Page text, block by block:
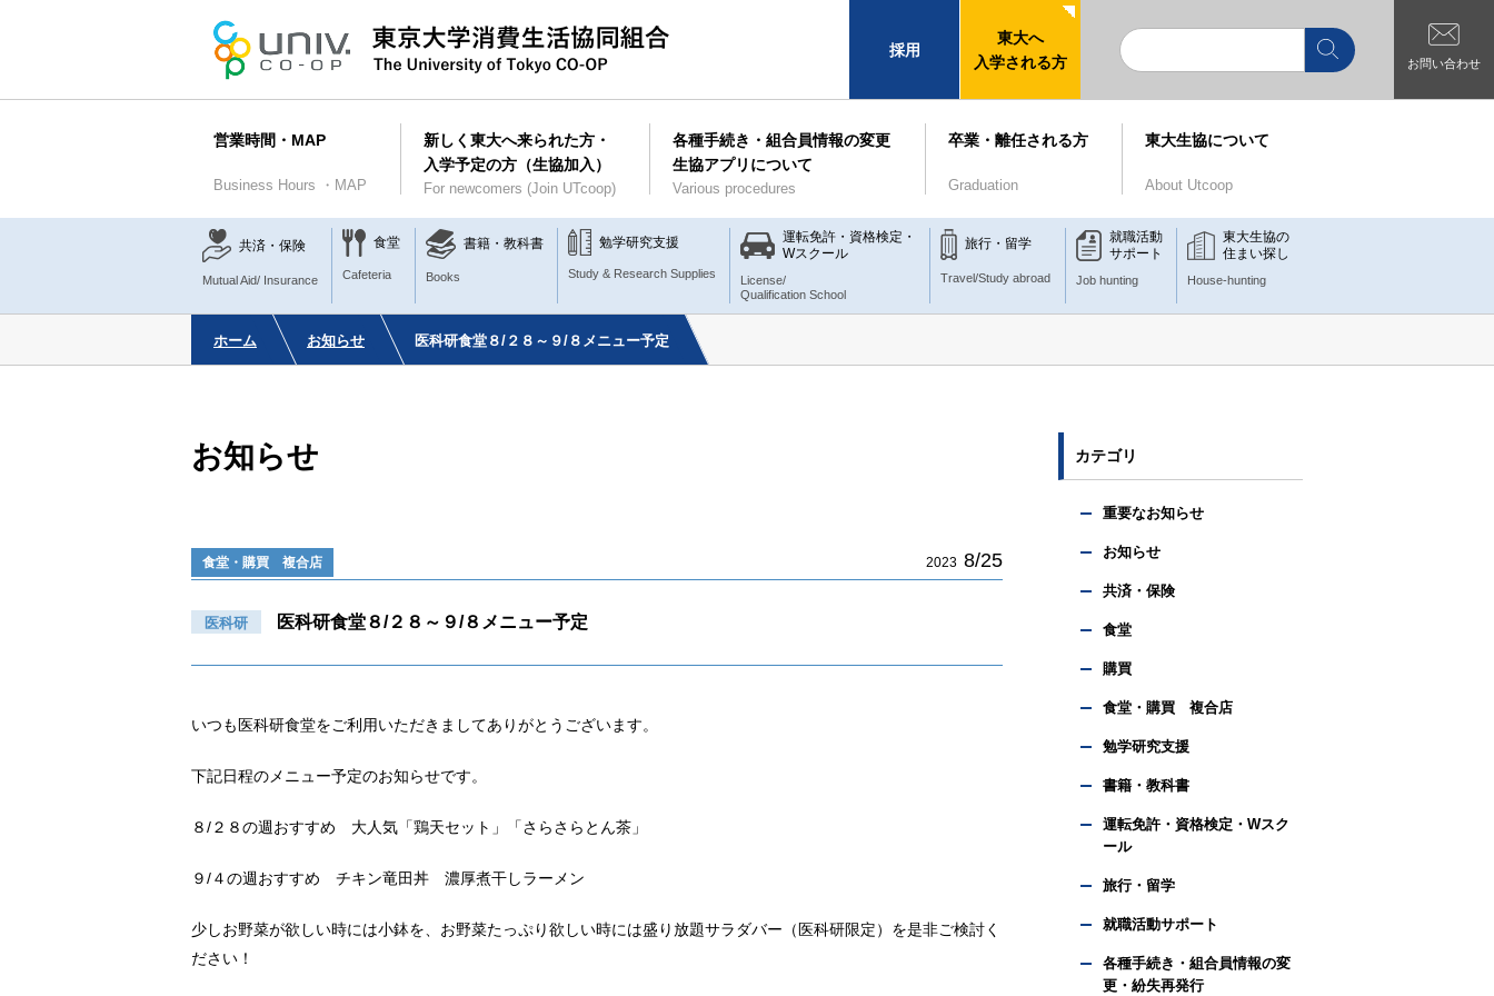
採用
東大へ
入学される方
お問い合わせ
営業時間・MAP
Business Hours ・MAP
新しく東大へ来られた方・
入学予定の方（生協加入）
For newcomers (Join UTcoop)
各種手続き・組合員情報の変更
生協アプリについて
Various procedures
卒業・離任される方
Graduation
東大生協について
About Utcoop
共済・保険
Mutual Aid/ Insurance
食堂
Cafeteria
書籍・教科書
Books
勉学研究支援
Study & Research Supplies
運転免許・資格検定・
Wスクール
License/
Qualification School
旅行・留学
Travel/Study abroad
就職活動
サポート
Job hunting
東大生協の
住まい探し
House-hunting
ホーム お知らせ 医科研食堂８/２８～９/８メニュー予定
お知らせ
食堂・購買 複合店 2023 8/25
医科研 医科研食堂８/２８～９/８メニュー予定
いつも医科研食堂をご利用いただきましてありがとうございます。
下記日程のメニュー予定のお知らせです。
８/２８の週おすすめ 大人気「鶏天セット」「さらさらとん茶」
９/４の週おすすめ チキン竜田丼 濃厚煮干しラーメン
少しお野菜が欲しい時には小鉢を、お野菜たっぷり欲しい時には盛り放題サラダバー（医科研限定）を是非ご検討く
ださい！
カテゴリ
重要なお知らせ
お知らせ
共済・保険
食堂
購買
食堂・購買 複合店
勉学研究支援
書籍・教科書
運転免許・資格検定・Wスク
ール
旅行・留学
就職活動サポート
各種手続き・組合員情報の変
更・紛失再発行